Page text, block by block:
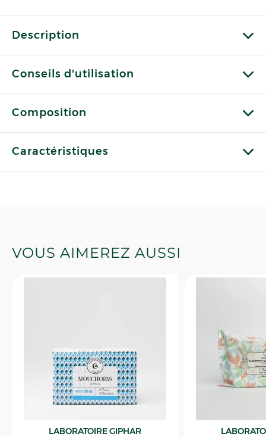
Description
Conseils d'utilisation
Composition
Caractéristiques
VOUS AIMEREZ AUSSI
LABORATOIRE GIPHAR